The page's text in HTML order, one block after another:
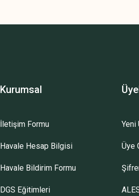
Kurumsal
İletişim Formu
Havale Hesap Bilgisi
Havale Bildirim Formu
DGS Eğitimleri
Yeni
Üye